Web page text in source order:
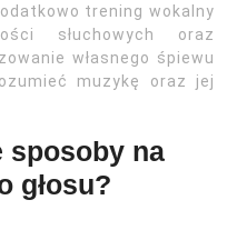
trening wokalny
słuchowych oraz
własnego śpiewu
muzykę oraz jej
sposoby na
głosu?